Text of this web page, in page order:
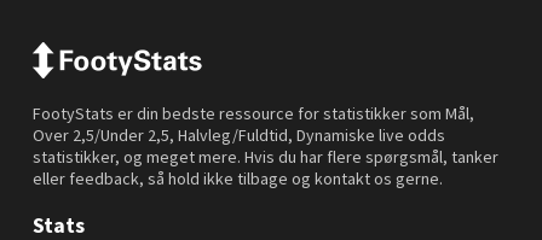
FootyStats er din bedste ressource for statistikker som Mål,
Over 2,5/Under 2,5, Halvleg/Fuldtid, Dynamiske live odds
statistikker, og meget mere. Hvis du har flere spørgsmål, tanker
eller feedback, så hold ikke tilbage og kontakt os gerne.
Stats